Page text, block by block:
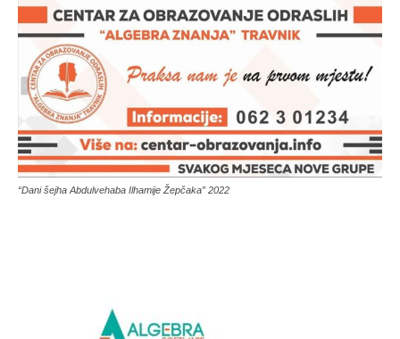
“Dani šejha Abdulvehaba Ilhamije Žepčaka” 2022